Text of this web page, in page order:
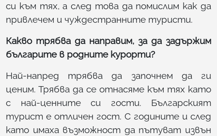
си към тях, а след това да помислим как да
привлечем и чуждестранните туристи.
Какво трябва да направим, за да задържим
българите в родните курорти?
Най-напред трябва да започнем да ги
ценим. Трябва да се отнасяме към тях като
с най-ценните си гости. Българският
турист е отличен гост. С годините и след
като имаха възможност да пътуват извън